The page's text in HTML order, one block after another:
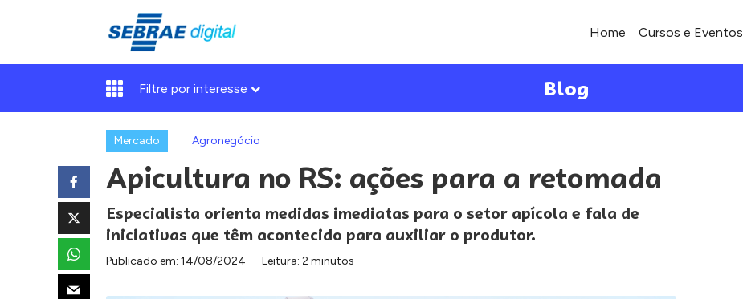
Home Cursos e Eventos
Filtre por interesse Blog
Mercado Agronegócio
Apicultura no RS: ações para a retomada
Especialista orienta medidas imediatas para o setor apícola e fala de
iniciativas que têm acontecido para auxiliar o produtor.
Publicado em: 14/08/2024 Leitura: 2 minutos